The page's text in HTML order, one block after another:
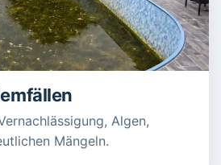
Algen,
Mängeln.